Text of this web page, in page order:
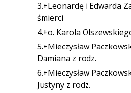
3.+Leonardę i Edwarda
śmierci
4.+o. Karola
5.+Mieczysław
Damiana z rodz.
6.+Mieczysław
Justyny z rodz.